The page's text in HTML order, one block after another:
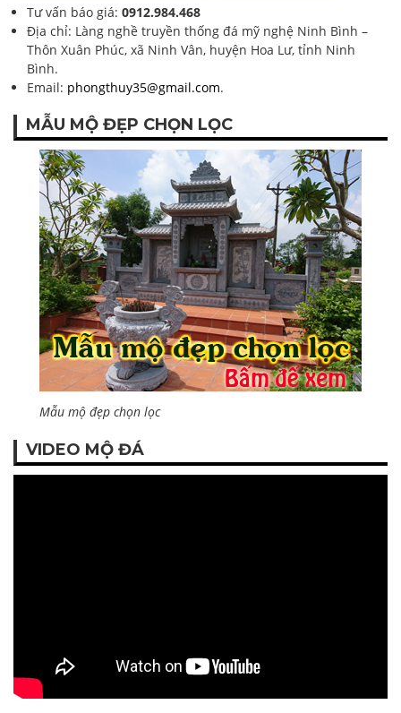
Tư vấn báo giá: 0912.984.468
Địa chỉ: Làng nghề truyền thống đá mỹ nghệ Ninh Bình –
Thôn Xuân Phúc, xã Ninh Vân, huyện Hoa Lư, tỉnh Ninh
Bình.
Email: phongthuy35@gmail.com.
MẪU MỘ ĐẸP CHỌN LỌC
Mẫu mộ đẹp chọn lọc
VIDEO MỘ ĐÁ